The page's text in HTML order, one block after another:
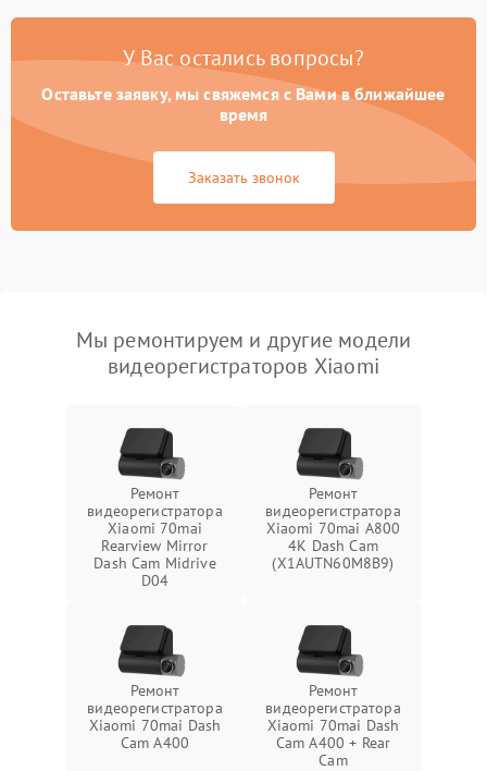
У Вас остались вопросы?
Оставьте заявку, мы свяжемся с Вами в ближайшее
время
Заказать звонок
Мы ремонтируем и другие модели
видеорегистраторов Xiaomi
Ремонт
видеорегистратора
Xiaomi 70mai
Rearview Mirror
Dash Cam Midrive
D04
Ремонт
видеорегистратора
Xiaomi 70mai A800
4K Dash Cam
(X1AUTN60M8B9)
Ремонт
видеорегистратора
Xiaomi 70mai Dash
Cam A400
Ремонт
видеорегистратора
Xiaomi 70mai Dash
Cam A400 + Rear
Cam